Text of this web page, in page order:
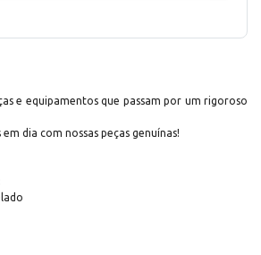
e equipamentos que passam por um rigoroso
dia com nossas peças genuínas!